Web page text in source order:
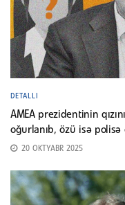
DETALLI
AMEA prezidentinin
oğurlanıb, özü isə polisə
20 OKTYABR 2025